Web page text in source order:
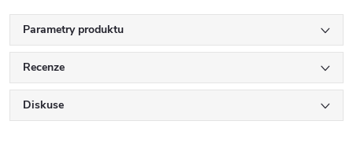
Parametry produktu
Recenze
Diskuse